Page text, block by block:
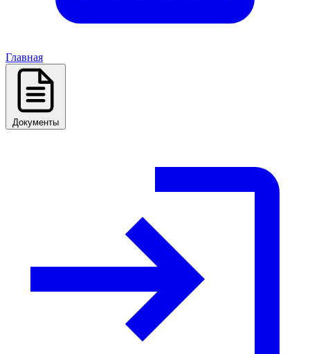
Главная
Документы